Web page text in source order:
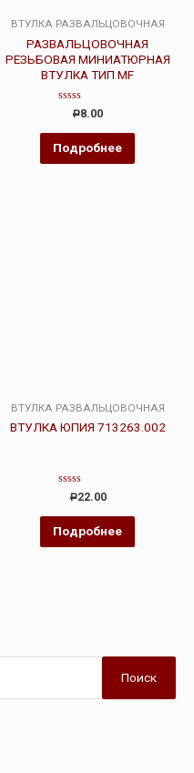
ВТУЛКА РАЗВАЛЬЦОВОЧНАЯ
РАЗВАЛЬЦОВОЧНАЯ
РЕЗЬБОВАЯ МИНИАТЮРНАЯ
ВТУЛКА ТИП MF
Оценка
из
5
Р8.00
Подробнее
ВТУЛКА РАЗВАЛЬЦОВОЧНАЯ
ВТУЛКА ЮПИЯ 713263.002
Оценка
из
5
Р22.00
Подробнее
Поиск